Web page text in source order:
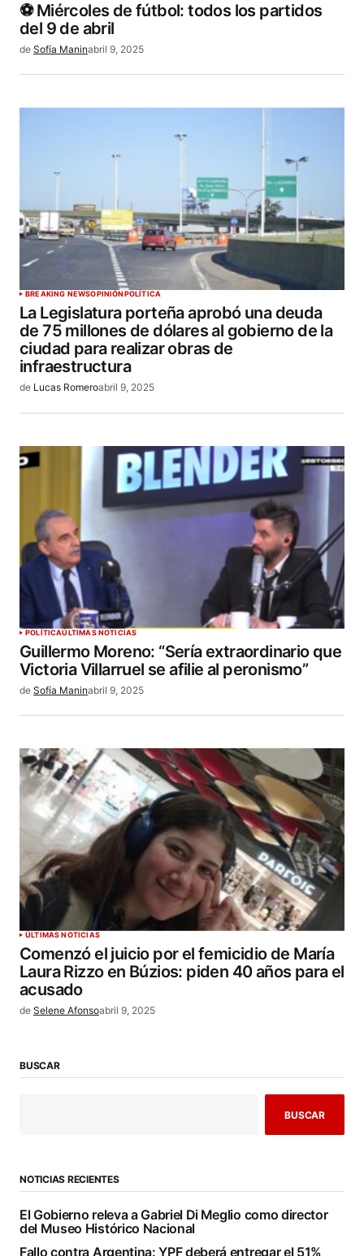
⚽ Miércoles de fútbol: todos los partidos
del 9 de abril
de Sofía Maninabril 9, 2025
BREAKING NEWSOPINIÓNPOLÍTICA
La Legislatura porteña aprobó una deuda
de 75 millones de dólares al gobierno de la
ciudad para realizar obras de
infraestructura
de Lucas Romeroabril 9, 2025
POLÍTICAÚLTIMAS NOTICIAS
Guillermo Moreno: “Sería extraordinario que
Victoria Villarruel se afilie al peronismo”
de Sofía Maninabril 9, 2025
ÚLTIMAS NOTICIAS
Comenzó el juicio por el femicidio de María
Laura Rizzo en Búzios: piden 40 años para el
acusado
de Selene Afonsoabril 9, 2025
BUSCAR
BUSCAR
NOTICIAS RECIENTES
El Gobierno releva a Gabriel Di Meglio como director
del Museo Histórico Nacional
Fallo contra Argentina: YPF deberá entregar el 51%